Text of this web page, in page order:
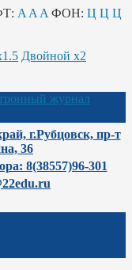
A A A ФОН: Ц Ц Ц
Двойной х2
журнал
г.Рубцовск, пр-т
36
8(38557)96-301